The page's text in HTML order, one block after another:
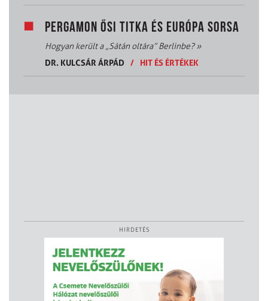
PERGAMON ŐSI TITKA ÉS EURÓPA SORSA
Hogyan került a „Sátán oltára” Berlinbe?»
DR. KULCSÁR ÁRPÁD
/ HIT ÉS ÉRTÉKEK
HIRDETÉS